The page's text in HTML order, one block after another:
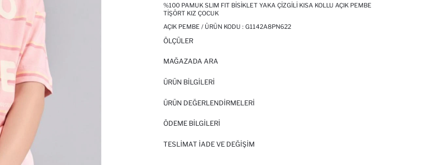
%100 PAMUK SLIM FIT BISIKLET YAKA ÇIZGILI KISA KOLLU AÇIK PEMBE
TIŞÖRT KIZ ÇOCUK
AÇIK PEMBE / ÜRÜN KODU : G1142A8PN622
ÖLÇÜLER
MAĞAZADA ARA
ÜRÜN BILGILERI
ÜRÜN DEĞERLENDİRMELERİ
ÖDEME BİLGİLERİ
TESLIMAT İADE VE DEĞIŞIM